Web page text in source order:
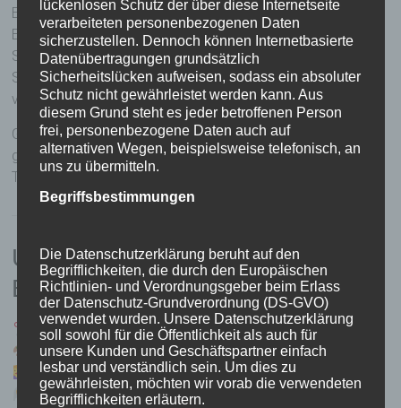
Erayba steht für Qualität, Nachhaltigkeit und sichtbare
Ergebnisse. Die sorgfältig entwickelten Pflege- und
Stylingprodukte sind darauf ausgelegt, die natürliche
Schönheit Ihres Haares zu unterstreichen und es gleichzeitig
vor äußeren Einflüssen zu schützen.
Gönnen Sie Ihrem Haar die Pflege, die es verdient – für ein
gesundes, geschmeidiges und strahlendes Ergebnis, jeden
Tag.
Unsere Leistungen im Friseur- &
Beautybereich
Damen-, Herren- & Kinderhaarschnitte
Coloration, Strähnen & Balayage
Umformung & Styling
Brautfrisuren & Event-Styling
lückenlosen Schutz der über diese Internetseite
verarbeiteten personenbezogenen Daten
sicherzustellen. Dennoch können Internetbasierte
Datenübertragungen grundsätzlich
Sicherheitslücken aufweisen, sodass ein absoluter
Schutz nicht gewährleistet werden kann. Aus
diesem Grund steht es jeder betroffenen Person
frei, personenbezogene Daten auch auf
alternativen Wegen, beispielsweise telefonisch, an
uns zu übermitteln.
Begriffsbestimmungen
Die Datenschutzerklärung beruht auf den
Begrifflichkeiten, die durch den Europäischen
Richtlinien- und Verordnungsgeber beim Erlass
der Datenschutz-Grundverordnung (DS-GVO)
verwendet wurden. Unsere Datenschutzerklärung
soll sowohl für die Öffentlichkeit als auch für
unsere Kunden und Geschäftspartner einfach
lesbar und verständlich sein. Um dies zu
gewährleisten, möchten wir vorab die verwendeten
Begrifflichkeiten erläutern.